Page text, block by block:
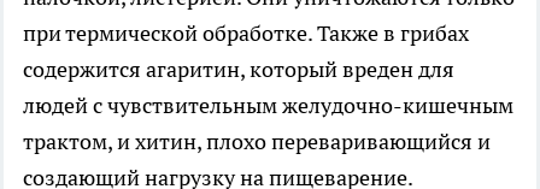
при термической обработке. Также в грибах
содержится агаритин, который вреден для
людей с чувствительным желудочно-кишечным
трактом, и хитин, плохо переваривающийся и
создающий нагрузку на пищеварение.